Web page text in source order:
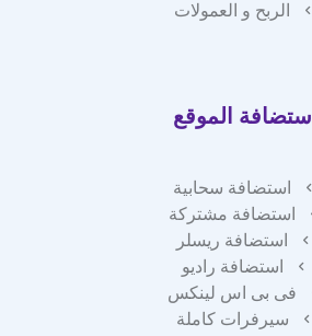
الربح و العمولات
استضافة الموقع
استضافة سحابية
استضافة مشتركة
استضافة ريسلر
استضافة راديو
فى بى اس لينكس
سيرفرات كاملة